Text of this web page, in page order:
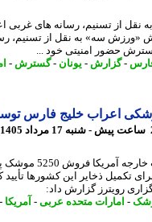
تسنیم، رسانه های غربی اعلام
سه» به نقل از تسنیم، رسانه
حضور امنیتی خود ...
-گزارش -یونان-گسترش-
اعراب خلیج فارس توسط
رویترز گزارش داد وزارت خارجه
ذخایر این کشورها تأیید
رویترز گزارش داد:
-امارات متحده عربی- آمریکا-